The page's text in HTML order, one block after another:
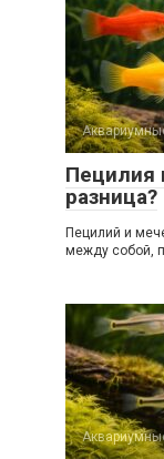
Пецилия
разница?
Пецилий и
между собой,